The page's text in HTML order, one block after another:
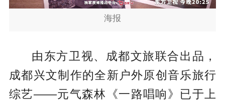
海报
由东方卫视、成都文旅联合出品，
成都兴文制作的全新户外原创音乐旅行
综艺——元气森林《一路唱响》已于上